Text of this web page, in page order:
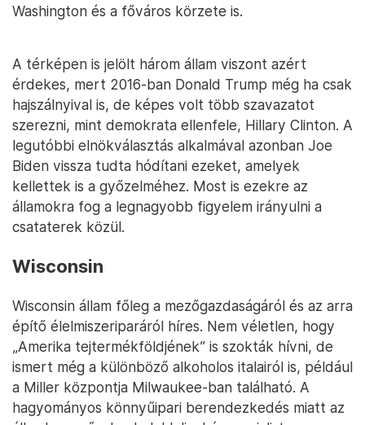
Washington és a főváros körzete is.
A térképen is jelölt három állam viszont azért
érdekes, mert 2016-ban Donald Trump még ha csak
hajszálnyival is, de képes volt több szavazatot
szerezni, mint demokrata ellenfele, Hillary Clinton. A
legutóbbi elnökválasztás alkalmával azonban Joe
Biden vissza tudta hódítani ezeket, amelyek
kellettek is a győzelméhez. Most is ezekre az
államokra fog a legnagyobb figyelem irányulni a
csataterek közül.
Wisconsin
Wisconsin állam főleg a mezőgazdaságáról és az arra
építő élelmiszeriparáról híres. Nem véletlen, hogy
„Amerika tejtermékföldjének” is szokták hívni, de
ismert még a különböző alkoholos italairól is, például
a Miller központja Milwaukee-ban található. A
hagyományos könnyűipari berendezkedés miatt az